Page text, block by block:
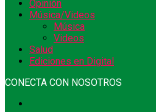
Opinión
Música/Videos
Música
Videos
Salud
Ediciones en Digital
CONECTA CON NOSOTROS